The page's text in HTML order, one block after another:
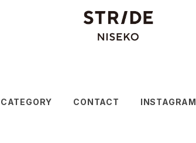
CATEGORY CONTACT INSTAGRAM